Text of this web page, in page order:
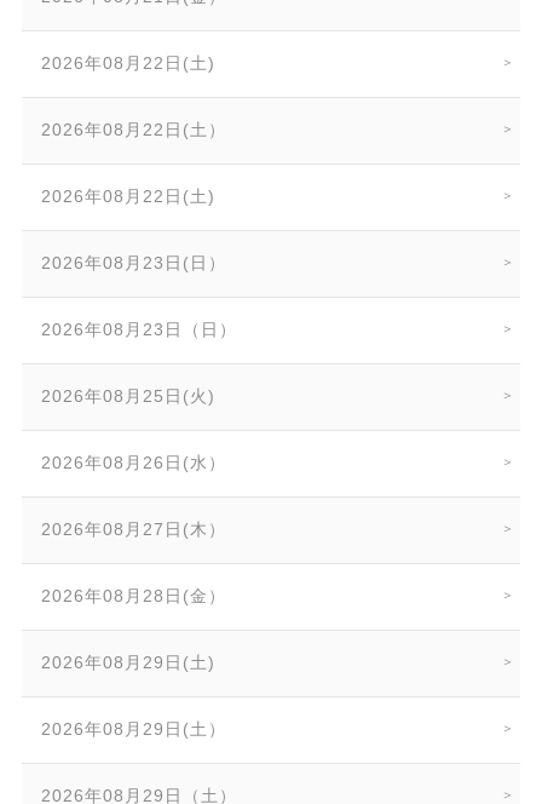
2026年08月22日(土)
2026年08月22日(土）
2026年08月22日(土)
2026年08月23日(日）
2026年08月23日（日）
2026年08月25日(火)
2026年08月26日(水）
2026年08月27日(木）
2026年08月28日(金）
2026年08月29日(土)
2026年08月29日(土）
2026年08月29日（土）